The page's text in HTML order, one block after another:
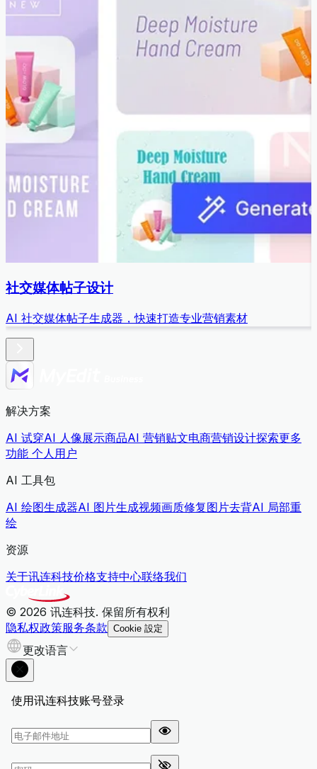
社交媒体帖子设计
AI 社交媒体帖子生成器，快速打造专业营销素材
解决方案
AI 试穿AI 人像展示商品AI 营销贴文电商营销设计探索更多
功能 个人用户
AI 工具包
AI 绘图生成器AI 图片生成视频画质修复图片去背AI 局部重
绘
资源
关于讯连科技价格支持中心联络我们
© 2026 讯连科技. 保留所有权利
隐私权政策服务条款 Cookie 設定
更改语言